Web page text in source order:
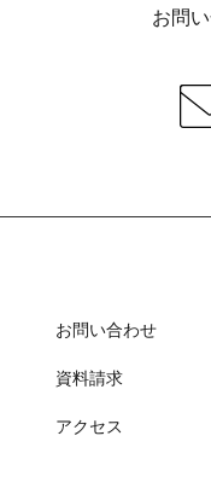
お問
お問い合わせ
資料請求
アクセス